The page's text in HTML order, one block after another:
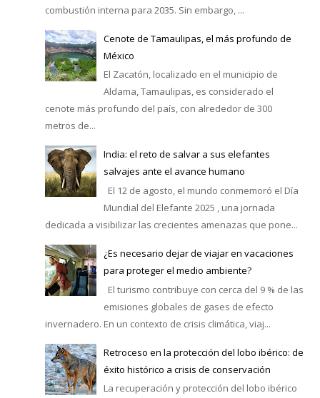
combustión interna para 2035. Sin embargo, ...
Cenote de Tamaulipas, el más profundo de
México
El Zacatón, localizado en el municipio de
Aldama, Tamaulipas, es considerado el
cenote más profundo del país, con alrededor de 300
metros de...
India: el reto de salvar a sus elefantes
salvajes ante el avance humano
El 12 de agosto, el mundo conmemoró el Día
Mundial del Elefante 2025 , una jornada
dedicada a visibilizar las crecientes amenazas que pone...
¿Es necesario dejar de viajar en vacaciones
para proteger el medio ambiente?
El turismo contribuye con cerca del 9 % de las
emisiones globales de gases de efecto
invernadero. En un contexto de crisis climática, viaj...
Retroceso en la protección del lobo ibérico: de
éxito histórico a crisis de conservación
La recuperación y protección del lobo ibérico